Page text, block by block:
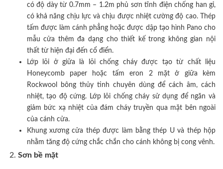
có độ dày từ 0.7mm – 1.2m phủ sơn tĩnh điện chống han gỉ,
có khả năng chịu lực và chịu được nhiệt cường độ cao. Thép
tấm được làm cánh phẳng hoặc được dập tạo hình Pano cho
mẫu cửa thêm đa dạng cho thiết kế trong không gian nội
thất từ hiện đại đến cổ điển.
Lớp lõi ở giữa là lõi chống cháy được tạo từ chất liệu
Honeycomb paper hoặc tấm eron 2 mặt ở giữa kèm
Rockwool bông thủy tinh chuyên dùng để cách âm, cách
nhiệt, tạo độ cứng. Lớp lõi chống cháy sử dụng để ngăn và
giảm bức xạ nhiệt của đám cháy truyền qua mặt bên ngoài
của cánh cửa.
Khung xương cửa thép được làm bằng thép U và thép hộp
nhằm tăng độ cứng chắc chắn cho cánh không bị cong vênh.
Sơn bề mặt